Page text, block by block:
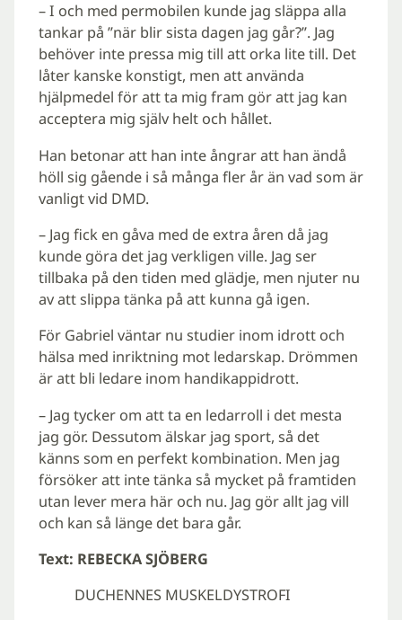
– I och med permobilen kunde jag släppa alla
tankar på ”när blir sista dagen jag går?”. Jag
behöver inte pressa mig till att orka lite till. Det
låter kanske konstigt, men att använda
hjälpmedel för att ta mig fram gör att jag kan
acceptera mig själv helt och hållet.
Han betonar att han inte ångrar att han ändå
höll sig gående i så många fler år än vad som är
vanligt vid DMD.
– Jag fick en gåva med de extra åren då jag
kunde göra det jag verkligen ville. Jag ser
tillbaka på den tiden med glädje, men njuter nu
av att slippa tänka på att kunna gå igen.
För Gabriel väntar nu studier inom idrott och
hälsa med inriktning mot ledarskap. Drömmen
är att bli ledare inom handikappidrott.
– Jag tycker om att ta en ledarroll i det mesta
jag gör. Dessutom älskar jag sport, så det
känns som en perfekt kombination. Men jag
försöker att inte tänka så mycket på framtiden
utan lever mera här och nu. Jag gör allt jag vill
och kan så länge det bara går.
Text: REBECKA SJÖBERG
DUCHENNES MUSKELDYSTROFI